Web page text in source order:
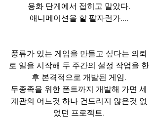
용화 단게에서 접히고 말았다.
애니메이션을 할 팔자런가....
풍류가 있는 게임을 만들고 싶다는 의뢰
로 일을 시작해 두 주간의 설정 작업을 한
후 본격적으로 개발된 게임.
두종족을 위한 폰트까지 개발해 가면 세
계관의 어느것 하나 건드리지 않은것 없
었던 프로젝트.